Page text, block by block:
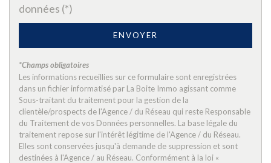
Habitants de plus de 55 ans
Nombre d'enfants par famille
0,81
Familles avec 1 ou 2 enfants
Maisons
Appartements
Familles avec 3 enfants
4,97 %
données (*)
ENVOYER
*Champs obligatoires
Les informations recueillies sur ce formulaire sont enregistrées
dans un fichier informatisé par La Boite Immo agissant comme
Sous-traitant du traitement pour la gestion de la
clientèle/prospects de l'Agence / du Réseau qui reste Responsable
du Traitement de vos Données personnelles. La base légale du
traitement repose sur l'intérêt légitime de l'Agence / du Réseau.
Elles sont conservées jusqu'à demande de suppression et sont
destinées à l'Agence / au Réseau. Conformément à la loi «